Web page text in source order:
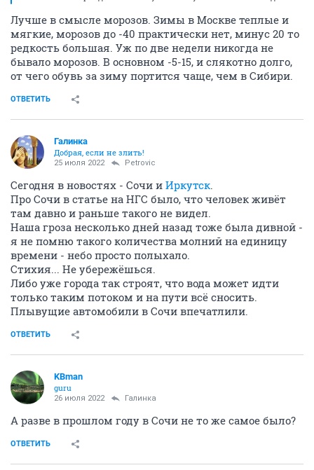
Лучше в смысле морозов. Зимы в Москве теплые и
мягкие, морозов до -40 практически нет, минус 20 то
редкость большая. Уж по две недели никогда не
бывало морозов. В основном -5-15, и слякотно долго,
от чего обувь за зиму портится чаще, чем в Сибири.
ОТВЕТИТЬ
Галинка
Добрая, если не злить!
25 июля 2022 Petrovic
Сегодня в новостях - Сочи и Иркутск.
Про Сочи в статье на НГС было, что человек живёт
там давно и раньше такого не видел.
Наша гроза несколько дней назад тоже была дивной -
я не помню такого количества молний на единицу
времени - небо просто полыхало.
Стихия... Не убережёшься.
Либо уже города так строят, что вода может идти
только таким потоком и на пути всё сносить.
Плывущие автомобили в Сочи впечатлили.
ОТВЕТИТЬ
KBman
guru
26 июля 2022 Галинка
А разве в прошлом году в Сочи не то же самое было?
ОТВЕТИТЬ